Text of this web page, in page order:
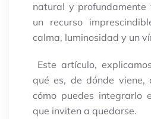
natural y
un recurso
calma, luminosidad y un
Este artículo,
qué es, de dónde viene,
cómo puedes integrarlo
que inviten a quedarse.